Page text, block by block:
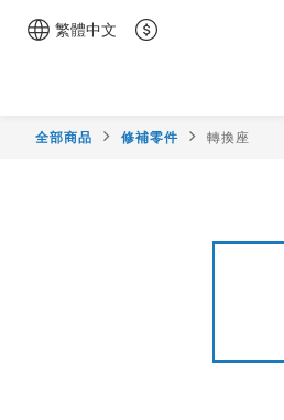
繁體中文
全部商品 修補零件 轉換座